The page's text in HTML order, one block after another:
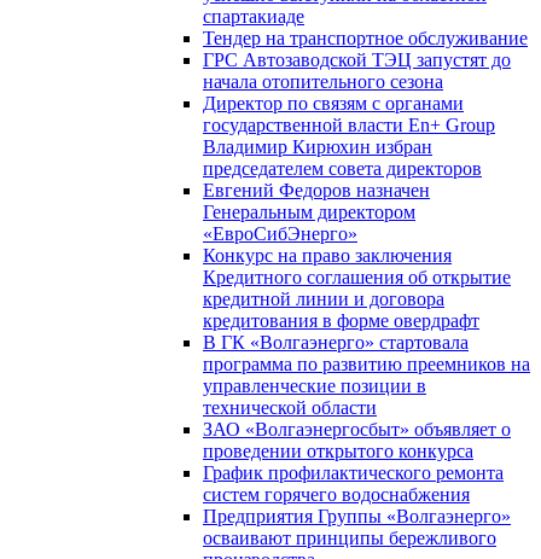
спартакиаде
Тендер на транспортное обслуживание
ГРС Автозаводской ТЭЦ запустят до
начала отопительного сезона
Директор по связям с органами
государственной власти En+ Group
Владимир Кирюхин избран
председателем совета директоров
Евгений Федоров назначен
Генеральным директором
«ЕвроСибЭнерго»
Конкурс на право заключения
Кредитного соглашения об открытие
кредитной линии и договора
кредитования в форме овердрафт
В ГК «Волгаэнерго» стартовала
программа по развитию преемников на
управленческие позиции в
технической области
ЗАО «Волгаэнергосбыт» объявляет о
проведении открытого конкурса
График профилактического ремонта
систем горячего водоснабжения
Предприятия Группы «Волгаэнерго»
осваивают принципы бережливого